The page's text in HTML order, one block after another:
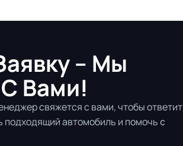
– Мы
Вами!
свяжется с вами, чтобы
подходящий автомобиль и помочь с